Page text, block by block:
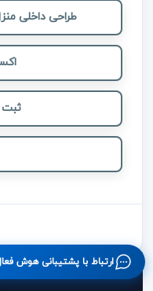
طراحی داخلی
ثبت
ارتباط با پشتیبانی هوش